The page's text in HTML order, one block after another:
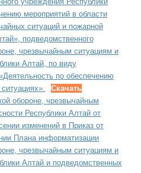
мероприятий в области
ситуаций и пожарной
подведомственного
чрезвычайным ситуациям и
Алтай, по виду
по обеспечению
Скачать
обороне, чрезвычайным
Республики Алтай от
изменений в Приказ от
Плана информатизации
чрезвычайным ситуациям и
Алтай и подведомственных